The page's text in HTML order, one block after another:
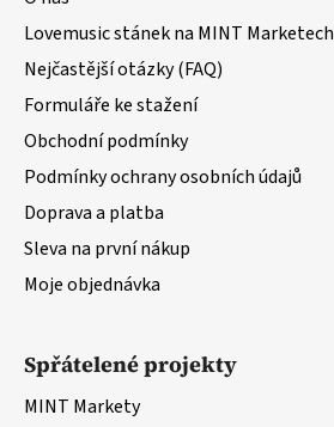
r
ý
p
Lovemusic stánek na MINT Marketech
Nejčastější otázky (FAQ)
Formuláře ke stažení
Obchodní podmínky
Podmínky ochrany osobních údajů
Doprava a platba
Sleva na první nákup
Moje objednávka
Spřátelené projekty
MINT Markety